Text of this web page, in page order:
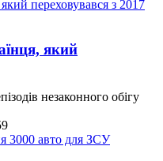
який
незаконного обігу